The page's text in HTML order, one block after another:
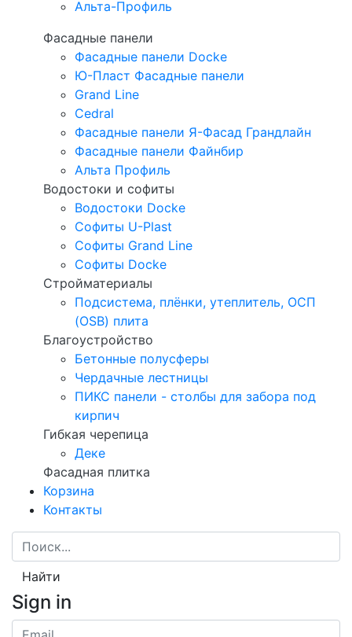
Альта-Профиль
Фасадные панели
Фасадные панели Docke
Ю-Пласт Фасадные панели
Grand Line
Cedral
Фасадные панели Я-Фасад Грандлайн
Фасадные панели Файнбир
Альта Профиль
Водостоки и софиты
Водостоки Docke
Софиты U-Plast
Софиты Grand Line
Софиты Docke
Стройматериалы
Подсистема, плёнки, утеплитель, ОСП
(OSB) плита
Благоустройство
Бетонные полусферы
Чердачные лестницы
ПИКС панели - столбы для забора под
кирпич
Гибкая черепица
Деке
Фасадная плитка
Корзина
Контакты
Найти
Sign in